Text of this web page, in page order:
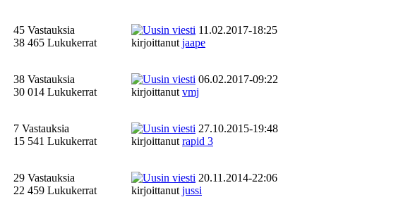
45 Vastauksia
38 465 Lukukerrat
11.02.2017-18:25
kirjoittanut jaape
38 Vastauksia
30 014 Lukukerrat
06.02.2017-09:22
kirjoittanut vmj
7 Vastauksia
15 541 Lukukerrat
27.10.2015-19:48
kirjoittanut rapid 3
29 Vastauksia
22 459 Lukukerrat
20.11.2014-22:06
kirjoittanut jussi